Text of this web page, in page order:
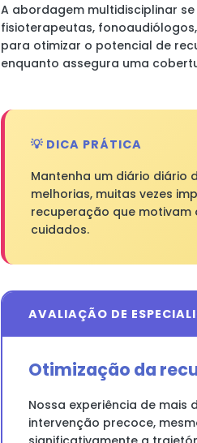
A abordagem multidisciplinar
fisioterapeutas,
para otimizar o potencial de
enquanto assegura uma
💡 DICA PRÁTICA
Mantenha um diário diário
melhorias, muitas vezes
recuperação que motivam
cuidados.
AVALIAÇÃO DE
Otimização da
Nossa experiência de mais
intervenção precoce,